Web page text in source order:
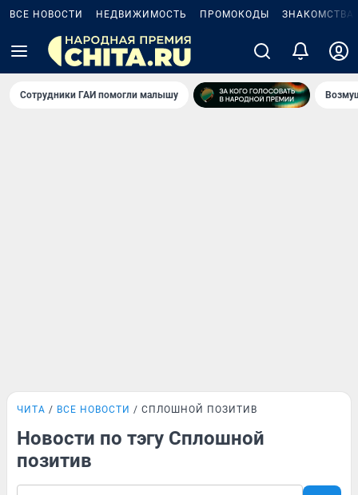
ВСЕ НОВОСТИ НЕДВИЖИМОСТЬ ПРОМОКОДЫ ЗНАКОМСТВА
Сотрудники ГАИ помогли малышу
ЧИТА ВСЕ НОВОСТИ СПЛОШНОЙ ПОЗИТИВ
Новости по тэгу Сплошной
позитив